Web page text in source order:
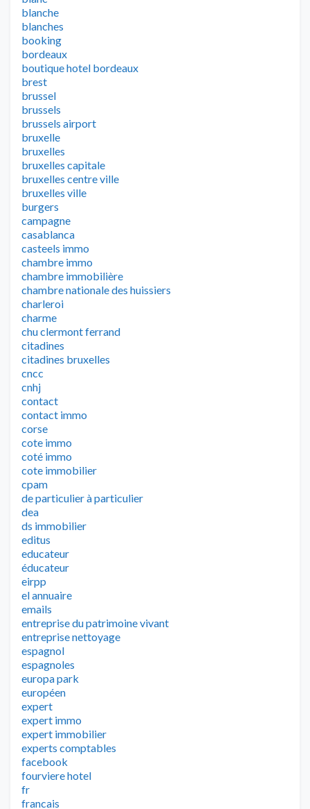
blanche
blanches
booking
bordeaux
boutique hotel bordeaux
brest
brussel
brussels
brussels airport
bruxelle
bruxelles
bruxelles capitale
bruxelles centre ville
bruxelles ville
burgers
campagne
casablanca
casteels immo
chambre immo
chambre immobilière
chambre nationale des huissiers
charleroi
charme
chu clermont ferrand
citadines
citadines bruxelles
cncc
cnhj
contact
contact immo
corse
cote immo
coté immo
cote immobilier
cpam
de particulier à particulier
dea
ds immobilier
editus
educateur
éducateur
eirpp
el annuaire
emails
entreprise du patrimoine vivant
entreprise nettoyage
espagnol
espagnoles
europa park
européen
expert
expert immo
expert immobilier
experts comptables
facebook
fourviere hotel
fr
francais